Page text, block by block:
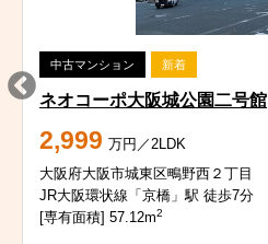
中古マンション 新着
ネオコーポ大阪城公園二号館
2,999 万円／2LDK
大阪府大阪市城東区鴫野西２丁目
JR大阪環状線「京橋」駅 徒歩7分
[専有面積] 57.12m2